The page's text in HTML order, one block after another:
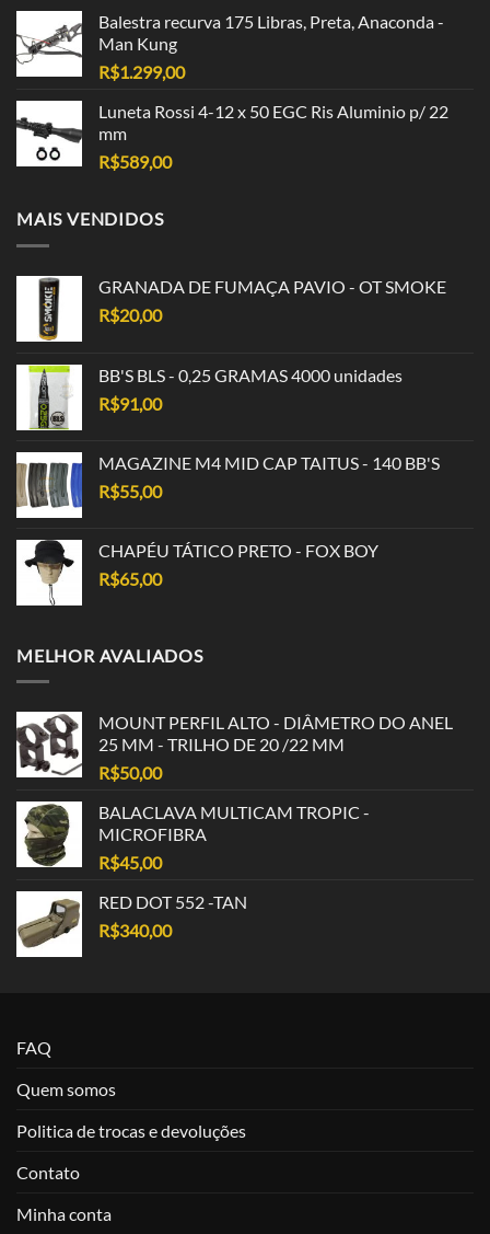
Balestra recurva 175 Libras, Preta, Anaconda -
Man Kung
R$1.299,00
Luneta Rossi 4-12 x 50 EGC Ris Aluminio p/ 22
mm
R$589,00
MAIS VENDIDOS
GRANADA DE FUMAÇA PAVIO - OT SMOKE
R$20,00
BB'S BLS - 0,25 GRAMAS 4000 unidades
R$91,00
MAGAZINE M4 MID CAP TAITUS - 140 BB'S
R$55,00
CHAPÉU TÁTICO PRETO - FOX BOY
R$65,00
MELHOR AVALIADOS
MOUNT PERFIL ALTO - DIÂMETRO DO ANEL
25 MM - TRILHO DE 20 /22 MM
R$50,00
BALACLAVA MULTICAM TROPIC -
MICROFIBRA
R$45,00
RED DOT 552 -TAN
R$340,00
FAQ
Quem somos
Politica de trocas e devoluções
Contato
Minha conta